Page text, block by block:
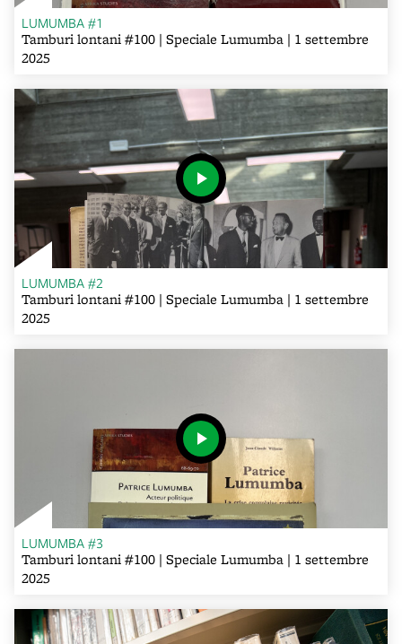
LUMUMBA #1
Tamburi lontani #100 | Speciale Lumumba | 1 settembre
2025
LUMUMBA #2
Tamburi lontani #100 | Speciale Lumumba | 1 settembre
2025
LUMUMBA #3
Tamburi lontani #100 | Speciale Lumumba | 1 settembre
2025